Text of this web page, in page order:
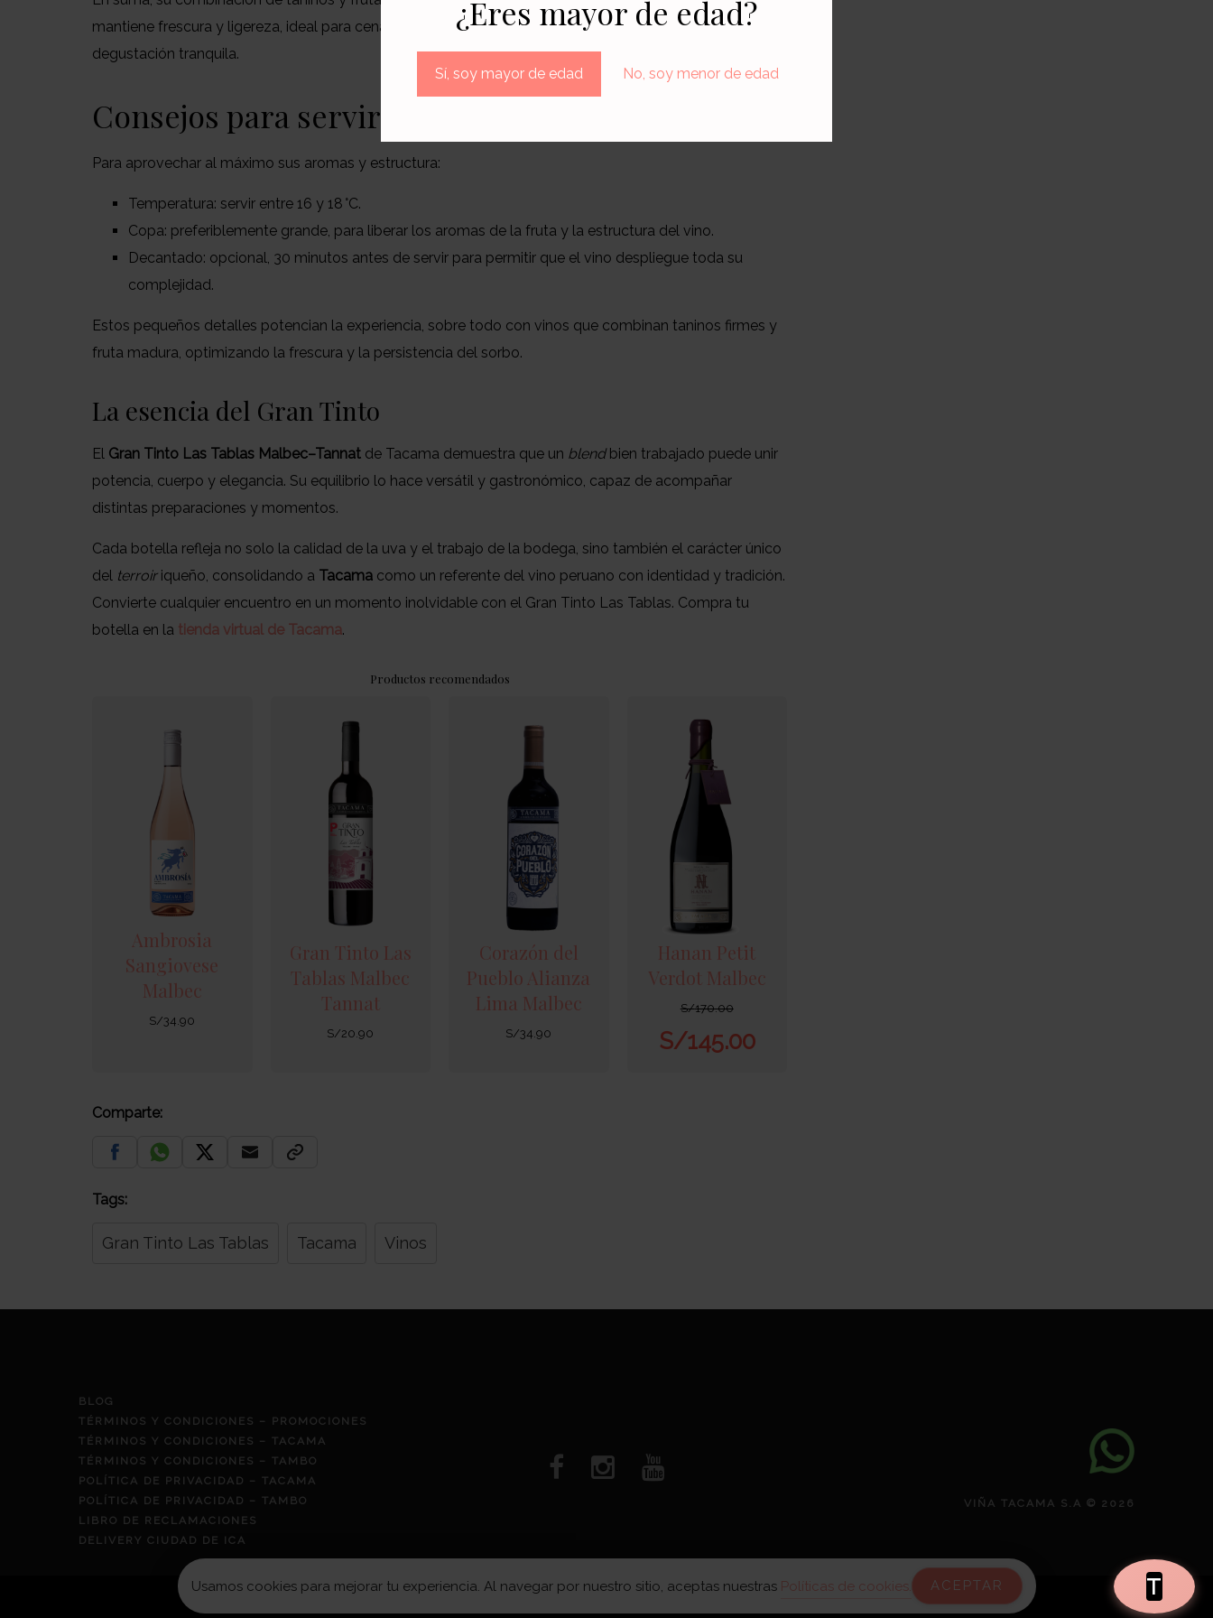
T
¿Eres mayor de edad?
Sí, soy mayor de edad No, soy menor de edad
mantiene frescura y ligereza, ideal para cenas familiares, reuniones con amigos o momentos de
degustación tranquila.
Consejos para servir y disfrutar
Para aprovechar al máximo sus aromas y estructura:
Temperatura: servir entre 16 y 18 °C.
Copa: preferiblemente grande, para liberar los aromas de la fruta y la estructura del vino.
Decantado: opcional, 30 minutos antes de servir para permitir que el vino despliegue toda su
complejidad.
Estos pequeños detalles potencian la experiencia, sobre todo con vinos que combinan taninos firmes y
fruta madura, optimizando la frescura y la persistencia del sorbo.
La esencia del Gran Tinto
El Gran Tinto Las Tablas Malbec–Tannat de Tacama demuestra que un blendbien trabajado puede unir
potencia, cuerpo y elegancia. Su equilibrio lo hace versátil y gastronómico, capaz de acompañar
distintas preparaciones y momentos.
Cada botella refleja no solo la calidad de la uva y el trabajo de la bodega, sino también el carácter único
del terroiriqueño, consolidando a Tacama como un referente del vino peruano con identidad y tradición.
Convierte cualquier encuentro en un momento inolvidable con el Gran Tinto Las Tablas. Compra tu
botella en la tienda virtual de Tacama.
Productos recomendados
Ambrosia
Sangiovese
Malbec
S/34.90
Gran Tinto Las
Tablas Malbec
Tannat
S/20.90
Corazón del
Pueblo Alianza
Lima Malbec
S/34.90
Hanan Petit
Verdot Malbec
S/170.00
S/145.00
Comparte:
Tags:
Gran Tinto Las Tablas Tacama Vinos
BLOG
TÉRMINOS Y CONDICIONES – PROMOCIONES
TÉRMINOS Y CONDICIONES – TACAMA
TÉRMINOS Y CONDICIONES – TAMBO
POLÍTICA DE PRIVACIDAD – TACAMA
POLÍTICA DE PRIVACIDAD – TAMBO
LIBRO DE RECLAMACIONES
DELIVERY CIUDAD DE ICA
VIÑA TACAMA S.A © 2026
Usamos cookies para mejorar tu experiencia. Al navegar por nuestro sitio, aceptas nuestras Políticas de cookies. ACEPTAR